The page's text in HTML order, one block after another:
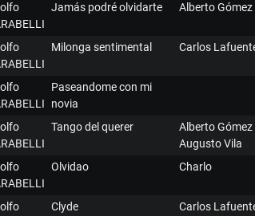
Jamás podré olvidarte Alberto Gómez
Milonga sentimental Carlos
Paseandome con mi
novia
Tango del querer
Alberto Gómez
Augusto Vila
Olvidao Charlo
Clyde Carlos